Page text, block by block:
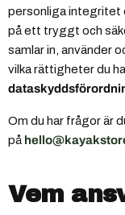
personliga integritet
på ett tryggt och
samlar in, använder
vilka rättigheter du
Om du har frågor är
på
Vem